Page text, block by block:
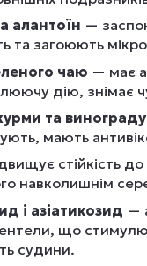
алантоїн —
та загоюють
чаю — має
дію, знімає
та винограду
мають
стійкість
навколишнім
і азіатикозид —
що
судини.